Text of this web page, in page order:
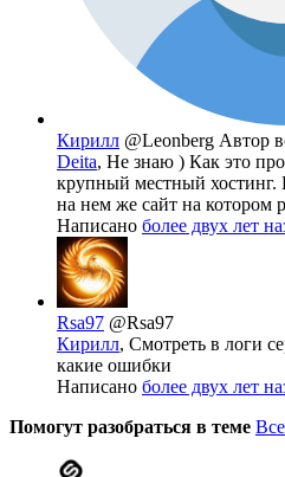
Кирилл @Leonberg Автор
Deita, Не знаю ) Как это
крупный местный
на нем же сайт на котором
Написано более двух лет
Rsa97 @Rsa97
Кирилл, Смотреть в логи
какие ошибки
Написано более двух лет
Помогут разобраться в теме